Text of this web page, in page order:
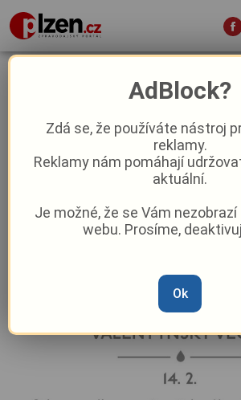
Oslavte svátek
srdci relaxace. Ve
Konstantinovy Lázně
valentýnskou akci!
–10. 2.|11:37
AdBlock?
Zdá se, že používáte nástroj
reklamy.
Reklamy nám pomáhají
aktuální.
Je možné, že se Vám
webu. Prosíme,
Ok